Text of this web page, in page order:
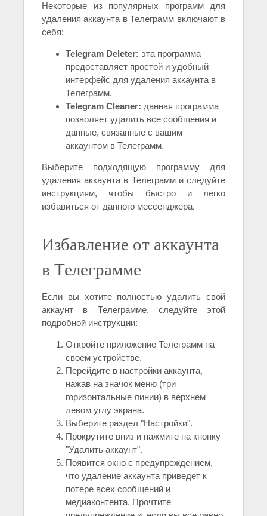
Некоторые из популярных программ для
удаления аккаунта в Телеграмм включают в
себя:
Telegram Deleter: эта программа
предоставляет простой и удобный
интерфейс для удаления аккаунта в
Телеграмм.
Telegram Cleaner: данная программа
позволяет удалить все сообщения и
данные, связанные с вашим
аккаунтом в Телеграмм.
Выберите подходящую программу для
удаления аккаунта в Телеграмм и следуйте
инструкциям, чтобы быстро и легко
избавиться от данного мессенджера.
Избавление от аккаунта
в Телеграмме
Если вы хотите полностью удалить свой
аккаунт в Телеграмме, следуйте этой
подробной инструкции:
Откройте приложение Телеграмм на
своем устройстве.
Перейдите в настройки аккаунта,
нажав на значок меню (три
горизонтальные линии) в верхнем
левом углу экрана.
Выберите раздел "Настройки".
Прокрутите вниз и нажмите на кнопку
"Удалить аккаунт".
Появится окно с предупреждением,
что удаление аккаунта приведет к
потере всех сообщений и
медиаконтента. Прочтите